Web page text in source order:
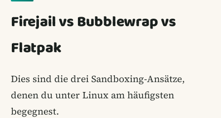
Firejail vs Bubblewrap vs
Flatpak
Dies sind die drei Sandboxing-Ansätze,
denen du unter Linux am häufigsten
begegnest.